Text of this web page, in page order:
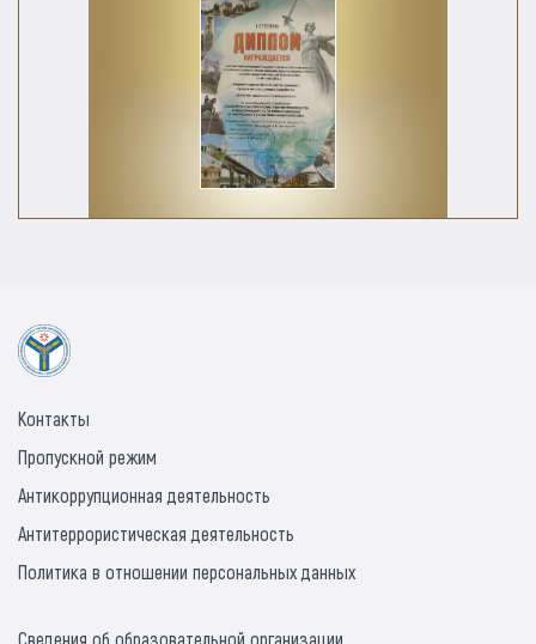
Контакты
Пропускной режим
Антикоррупционная деятельность
Антитеррористическая деятельность
Политика в отношении персональных данных
Сведения об образовательной организации